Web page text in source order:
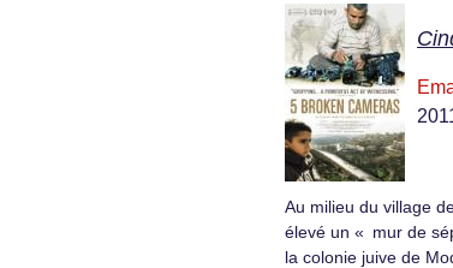
Au milieu du village
élevé un « mur de
la colonie juive de